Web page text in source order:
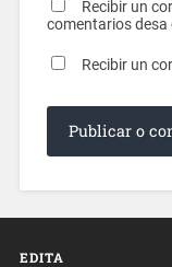
Recibir un
comentarios desa
Recibir un
EDITA